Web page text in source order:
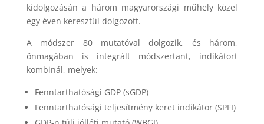
kidolgozásán a három magyarországi műhely közel
egy éven keresztül dolgozott.
A módszer 80 mutatóval dolgozik, és három,
önmagában is integrált módszertant, indikátort
kombinál, melyek:
Fenntarthatósági GDP (sGDP)
Fenntarthatósági teljesítmény keret indikátor (SPFI)